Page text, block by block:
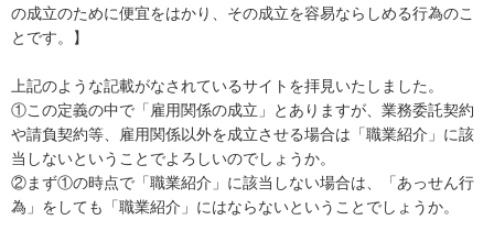
の成立のために便宜をはかり、その成立を容易ならしめる行為のこ
とです。】
上記のような記載がなされているサイトを拝見いたしました。
①この定義の中で「雇用関係の成立」とありますが、業務委託契約
や請負契約等、雇用関係以外を成立させる場合は「職業紹介」に該
当しないということでよろしいのでしょうか。
②まず①の時点で「職業紹介」に該当しない場合は、「あっせん行
為」をしても「職業紹介」にはならないということでしょうか。